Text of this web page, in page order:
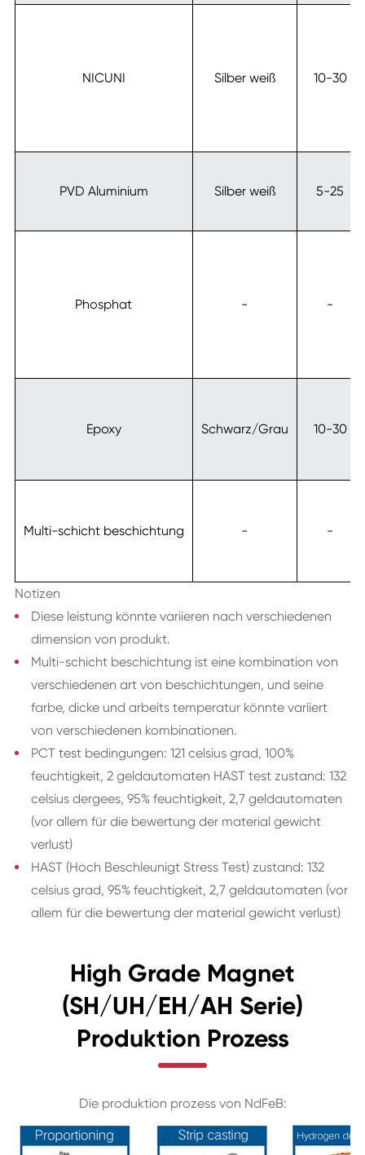
NICUNI Silber weiß 10-30
PVD Aluminium Silber weiß 5-25
Phosphat - -
Epoxy Schwarz/Grau 10-30
Multi-schicht beschichtung - -
Notizen
Diese leistung könnte variieren nach verschiedenen
dimension von produkt.
Multi-schicht beschichtung ist eine kombination von
verschiedenen art von beschichtungen, und seine
farbe, dicke und arbeits temperatur könnte variiert
von verschiedenen kombinationen.
PCT test bedingungen: 121 celsius grad, 100%
feuchtigkeit, 2 geldautomaten HAST test zustand: 132
celsius dergees, 95% feuchtigkeit, 2,7 geldautomaten
(vor allem für die bewertung der material gewicht
verlust)
HAST (Hoch Beschleunigt Stress Test) zustand: 132
celsius grad, 95% feuchtigkeit, 2,7 geldautomaten (vor
allem für die bewertung der material gewicht verlust)
High Grade Magnet
(SH/UH/EH/AH Serie)
Produktion Prozess
Die produktion prozess von NdFeB: